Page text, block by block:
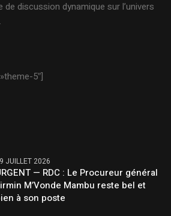
discussion dynamique sur l’univers
5″]
JUILLET 2026
— RDC : Le Procureur général
M’Vonde Mambu reste bel et
à son poste